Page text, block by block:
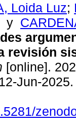
Loida Luz;
y
revisión
[online].
Jun-